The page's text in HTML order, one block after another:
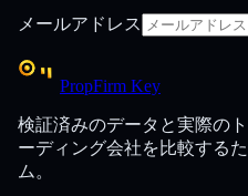
メールアドレス
PropFirm Key
検証済みのデータと実際の
ーディング会社を比較する
ム。